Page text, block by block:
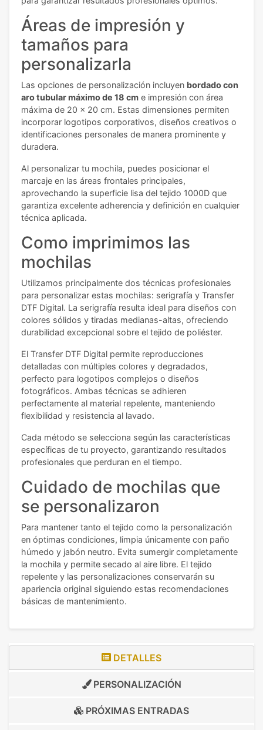
Áreas de impresión y
tamaños para
personalizarla
Las opciones de personalización incluyen bordado con
aro tubular máximo de 18 cm e impresión con área
máxima de 20 x 20 cm. Estas dimensiones permiten
incorporar logotipos corporativos, diseños creativos o
identificaciones personales de manera prominente y
duradera.
Al personalizar tu mochila, puedes posicionar el
marcaje en las áreas frontales principales,
aprovechando la superficie lisa del tejido 1000D que
garantiza excelente adherencia y definición en cualquier
técnica aplicada.
Como imprimimos las
mochilas
Utilizamos principalmente dos técnicas profesionales
para personalizar estas mochilas: serigrafía y Transfer
DTF Digital. La serigrafía resulta ideal para diseños con
colores sólidos y tiradas medianas-altas, ofreciendo
durabilidad excepcional sobre el tejido de poliéster.
El Transfer DTF Digital permite reproducciones
detalladas con múltiples colores y degradados,
perfecto para logotipos complejos o diseños
fotográficos. Ambas técnicas se adhieren
perfectamente al material repelente, manteniendo
flexibilidad y resistencia al lavado.
Cada método se selecciona según las características
específicas de tu proyecto, garantizando resultados
profesionales que perduran en el tiempo.
Cuidado de mochilas que
se personalizaron
Para mantener tanto el tejido como la personalización
en óptimas condiciones, limpia únicamente con paño
húmedo y jabón neutro. Evita sumergir completamente
la mochila y permite secado al aire libre. El tejido
repelente y las personalizaciones conservarán su
apariencia original siguiendo estas recomendaciones
básicas de mantenimiento.
DETALLES
PERSONALIZACIÓN
PRÓXIMAS ENTRADAS